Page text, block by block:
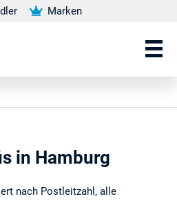
Marken
in Hamburg
nach Postleitzahl, alle